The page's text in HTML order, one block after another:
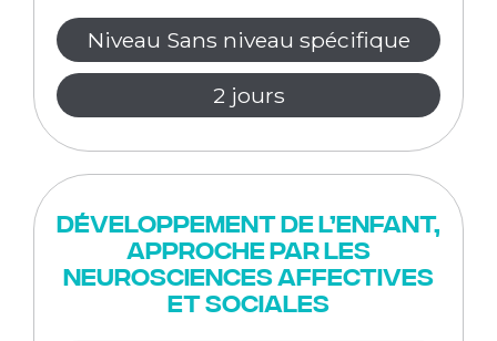
Niveau Sans niveau spécifique
2 jours
Développement de l’enfant,
approche par les
neurosciences affectives
et sociales